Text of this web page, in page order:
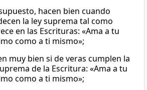
hacen bien cuando
la ley suprema tal como
en las Escrituras: «Ama a tu
como a ti mismo»;
muy bien si de veras cumplen la
de la Escritura: «Ama a tu
como a ti mismo»;